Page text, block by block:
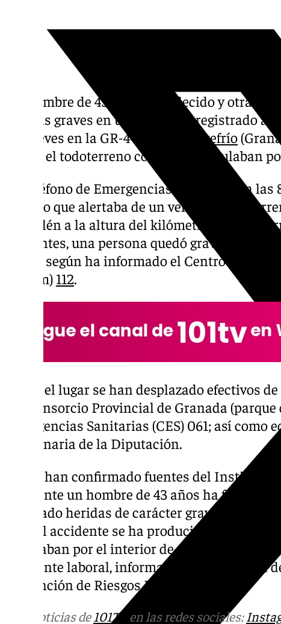
Un hombre de 43 años ha fallecido y otras
heridas graves en un accidente registrado a
del jueves en la GR-4402, en
Montefrío
colina el todoterreno con el que circulaban
El Teléfono de Emergencias 112 atendió a
socorro que alertaba de un vehículo
terraplén a la altura del kilómetro 13 de la
llamantes, una persona quedó gravemente
coche, según ha informado el Centro de
(Cecem) 112.
Hasta el lugar se han desplazado efectivos
del Consorcio Provincial de Granada
Emergencias Sanitarias (CES) 061; así como
Maquinaria de la Diputación.
Según han confirmado fuentes del Instituto
accidente un hombre de 43 años ha fallecido
resultado heridas de carácter grave y han
PTS. El accidente se ha producido al
circulaban por el interior de una finca, por lo
accidente laboral, informando a Inspección
Prevención de Riesgos Laborales.
Más noticias de 101TV en las redes sociales: